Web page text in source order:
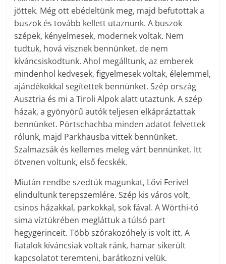
jöttek. Még ott ebédeltünk meg, majd befutottak a
buszok és tovább kellett utaznunk. A buszok
szépek, kényelmesek, modernek voltak. Nem
tudtuk, hová visznek bennünket, de nem
kíváncsiskodtunk. Ahol megálltunk, az emberek
mindenhol kedvesek, figyelmesek voltak, élelemmel,
ajándékokkal segítettek bennünket. Szép ország
Ausztria és mi a Tiroli Alpok alatt utaztunk. A szép
házak, a gyönyörű autók teljesen elkápráztattak
bennünket. Pörtschachba minden adatot felvettek
rólunk, majd Parkhausba vittek bennünket.
Szalmazsák és kellemes meleg várt bennünket. Itt
ötvenen voltunk, első fecskék.
Miután rendbe szedtük magunkat, Lővi Ferivel
elindultunk terepszemlére. Szép kis város volt,
csinos házakkal, parkokkal, sok fával. A Wörthi-tó
sima víztükrében megláttuk a túlsó part
hegygerinceit. Több szórakozóhely is volt itt. A
fiatalok kíváncsiak voltak ránk, hamar sikerült
kapcsolatot teremteni, barátkozni velük.